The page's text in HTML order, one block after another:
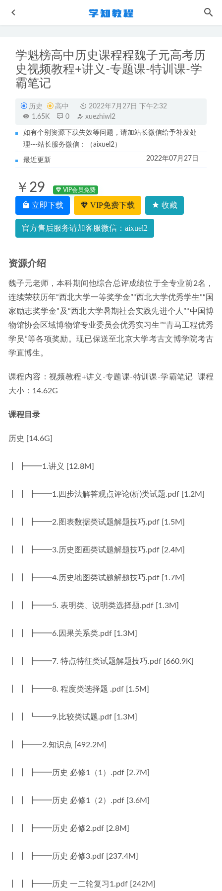
学魁榜高中历史课程程魏子元高考历
史视频教程+讲义-专题课-特训课-学
霸笔记
历史 高中
2022年7月27日 下午2:32
1.65K
0 xuezhiwl2
如有个别资源下载失效等问题，请加站长微信给予补发处
理---站长服务微信：（aixuel2）
最近更新 2022年07月27日
￥29 VIP会员免费
立即下载 VIP免费下载 收藏
官方售后服务请加客服微信：aixuel2
资源介绍
魏子元老师，本科期间他综合总评成绩位于全专业前2名，
连续荣获历年“西北大学一等奖学金”“西北大学优秀学生”“国
家励志奖学金”及“西北大学暑期社会实践先进个人”“中国博
物馆协会区域博物馆专业委员会优秀实习生”“青马工程优秀
学员”等各项奖励。现已保送至北京大学考古文博学院考古
学直博生。
课程内容：视频教程+讲义-专题课-特训课-学霸笔记  课程
大小：14.62G
课程目录
历史 [14.6G]
┃ ┣━━1.讲义 [12.8M]
┃ ┃ ┣━━1.四步法解答观点评论(析)类试题.pdf [1.2M]
┃ ┃ ┣━━2.图表数据类试题解题技巧.pdf [1.5M]
┃ ┃ ┣━━3.历史图画类试题解题技巧.pdf [2.4M]
┃ ┃ ┣━━4.历史地图类试题解题技巧.pdf [1.7M]
┃ ┃ ┣━━5. 表明类、说明类选择题.pdf [1.3M]
┃ ┃ ┣━━6.因果关系类.pdf [1.3M]
┃ ┃ ┣━━7. 特点特征类试题解题技巧.pdf [660.9K]
┃ ┃ ┣━━8. 程度类选择题 .pdf [1.5M]
┃ ┃ ┗━━9.比较类试题.pdf [1.3M]
┃ ┣━━2.知识点 [492.2M]
┃ ┃ ┣━━历史 必修1（1）.pdf [2.7M]
┃ ┃ ┣━━历史 必修1（2）.pdf [3.6M]
┃ ┃ ┣━━历史 必修2.pdf [2.8M]
┃ ┃ ┣━━历史 必修3.pdf [237.4M]
┃ ┃ ┣━━历史 一二轮复习1.pdf [242M]
23年高中化学网课教程作业帮2023王瑾高三化学a一轮复习
视频教程+讲义（暑假班+秋季班）
2022-12-17
猿辅导郑少龙高中物理视频教程+讲义
猿辅导高中数学网课教程2023孙明杰高三数学A+一轮复习
作业帮2022何连伟高一物理a+全年班课程+课堂笔记+讲义
2023-07-21
23年高中物理网课2023年夏梦迪高三物理视频教程+讲义秋
季班 2022-12-19